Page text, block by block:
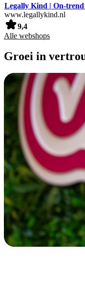
Legally Kind | On-trend
www.legallykind.nl
9,4
Alle webshops
Groei in